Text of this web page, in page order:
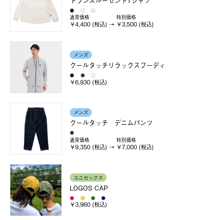
通常価格
￥4,400 (税込)
特別価格
￥3,500 (税込)
メンズ
クールタッチリラックスフーディ
￥6,930 (税込)
メンズ
クールタッチ デニムパンツ
通常価格
￥9,350 (税込)
特別価格
￥7,000 (税込)
ユニセックス
LOGOS CAP
￥3,960 (税込)